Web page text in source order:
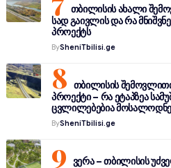
თბილისის ახალი
სად გაივლის და რა
პროექტს
BySheniTbilisi.ge
თბილისის
პროექტი – რა ეტაპზეა
ცვლილებებია
BySheniTbilisi.ge
ვერა – თბილისის